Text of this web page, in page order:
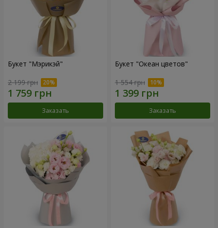
Букет "Мэрикэй"
2 199 грн
Заказать
Букет "Океан цветов"
1 554 грн
Заказать